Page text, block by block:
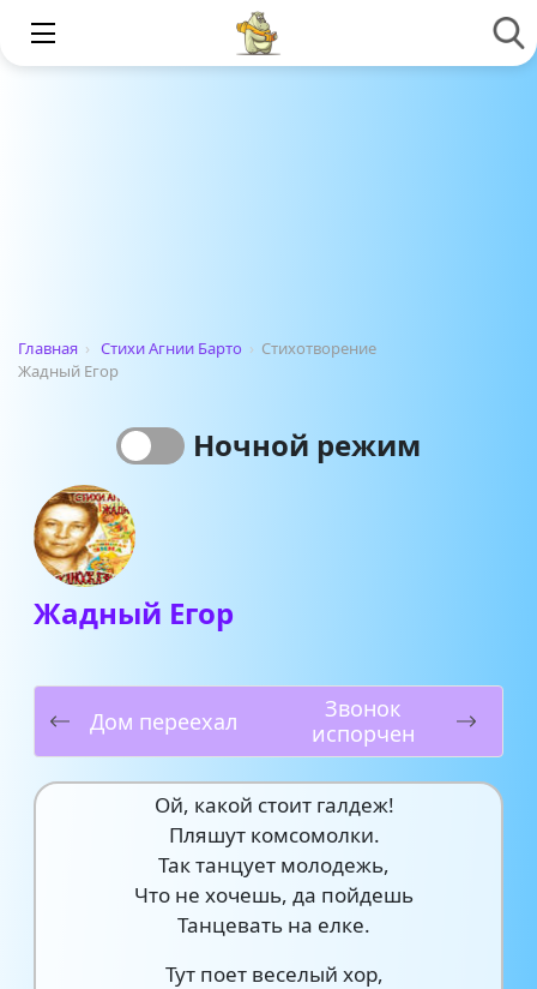
Главная › Стихи Агнии Барто › Стихотворение
Жадный Егор
Ночной режим
Жадный Егор
Дом переехал
Звонок
испорчен
Ой, какой стоит галдеж!
Пляшут комсомолки.
Так танцует молодежь,
Что не хочешь, да пойдешь
Танцевать на елке.
Тут поет веселый хор,